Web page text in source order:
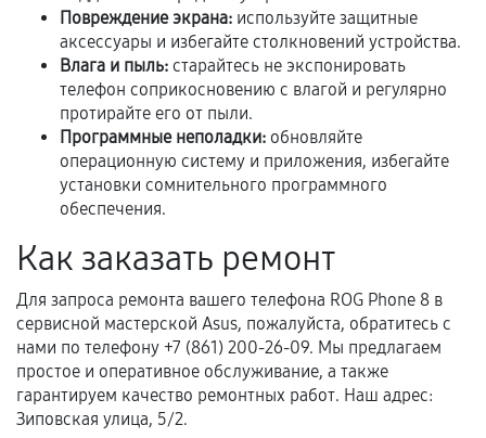
условия продления согласовываются отдельно и
фиксируются в документах.
Когда гарантия не действует
Нарушение правил эксплуатации,
механические повреждения, попадание влаги,
Самостоятельный ремонт или вмешательство
третьих лиц.
Естественный износ деталей, если иное не
предусмотрено отдельно.
Обращение после окончания гарантийного
срока.
Повреждение экрана: используйте защитные
аксессуары и избегайте столкновений устройства.
Влага и пыль: старайтесь не экспонировать
телефон соприкосновению с влагой и регулярно
протирайте его от пыли.
Программные неполадки: обновляйте
операционную систему и приложения, избегайте
установки сомнительного программного
обеспечения.
Как заказать ремонт
Для запроса ремонта вашего телефона ROG Phone 8 в
сервисной мастерской Asus, пожалуйста, обратитесь с
нами по телефону +7 (861) 200-26-09. Мы предлагаем
простое и оперативное обслуживание, а также
гарантируем качество ремонтных работ. Наш адрес:
Зиповская улица, 5/2.